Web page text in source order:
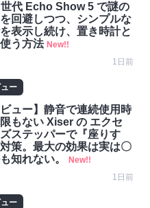
代 Echo Show 5 で謎の
回避しつつ、シンプルな
表示し続け、置き時計と
う方法 New!!
1日前
ー
ビュー】静音で連続使用時
もない Xiser の エクセ
ステッパーで『座りす
策。最大の効果は実は〇
知れない。
New!!
1日前
ー